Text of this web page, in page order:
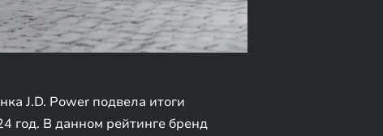
J.D. Power подвела итоги
год. В данном рейтинге бренд